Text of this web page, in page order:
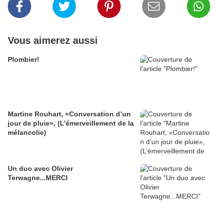
Vous aimerez aussi
Plombier!
Martine Rouhart, «Conversation d’un
jour de pluie», (L’émerveillement de la
mélancolie)
Un duo avec Olivier
Terwagne...MERCI